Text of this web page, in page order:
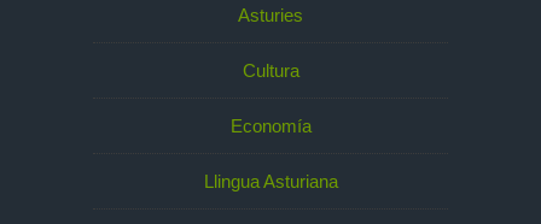
Asturies
Cultura
Economía
Llingua Asturiana